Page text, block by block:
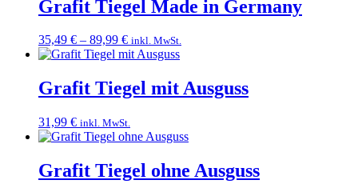
Grafit Tiegel Made in Germany
35,49 € – 89,99 €Preisspanne:
35,49 €
89,99 €
inkl. MwSt.
Grafit Tiegel mit Ausguss
31,99 € inkl. MwSt.
Grafit Tiegel ohne Ausguss